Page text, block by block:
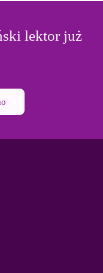
lektor już